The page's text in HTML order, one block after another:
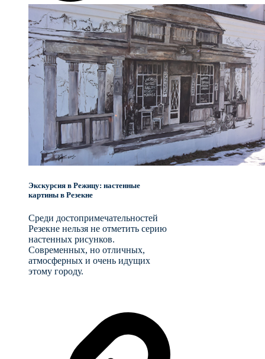
Экскурсия в Режицу: настенные
картины в Резекне
Среди достопримечательностей
Резекне нельзя не отметить серию
настенных рисунков.
Современных, но отличных,
атмосферных и очень идущих
этому городу.